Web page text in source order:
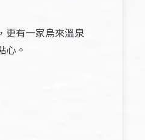
更有一家烏來溫泉
心。